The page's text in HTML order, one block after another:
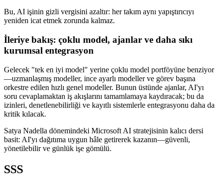
Bu, AI işinin gizli vergisini azaltır: her takım aynı yapıştırıcıyı
yeniden icat etmek zorunda kalmaz.
İleriye bakış: çoklu model, ajanlar ve daha sıkı
kurumsal entegrasyon
Gelecek "tek en iyi model" yerine çoklu model portföyüne benziyor
—uzmanlaşmış modeller, ince ayarlı modeller ve görev başına
orkestre edilen hızlı genel modeller. Bunun üstünde ajanlar, AI'yı
soru cevaplamaktan iş akışlarını tamamlamaya kaydıracak; bu da
izinleri, denetlenebilirliği ve kayıtlı sistemlerle entegrasyonu daha da
kritik kılacak.
Satya Nadella dönemindeki Microsoft AI stratejisinin kalıcı dersi
basit: AI'yı dağıtıma uygun hâle getirerek kazanın—güvenli,
yönetilebilir ve günlük işe gömülü.
SSS